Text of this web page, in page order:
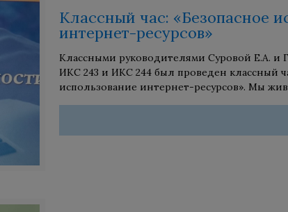
Классный час: «Безопасное
интернет-ресурсов»
Классными руководителями Суровой Е.А. и
ИКС 243 и ИКС 244 был проведен классный
использование интернет-ресурсов». Мы